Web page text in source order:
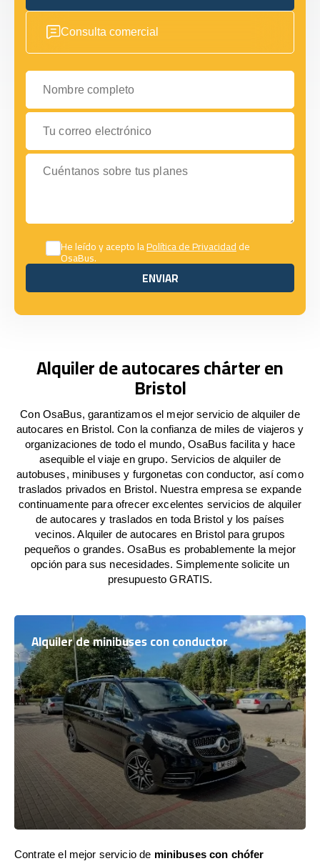
Consulta comercial
Nombre completo
Tu correo electrónico
Cuéntanos sobre tus planes
He leído y acepto laPolítica de Privacidadde
OsaBus.
ENVIAR
ENVIAR
Alquiler de autocares chárter en
Bristol
Con OsaBus, garantizamos el mejor servicio de alquiler de
autocares en Bristol. Con la confianza de miles de viajeros y
organizaciones de todo el mundo, OsaBus facilita y hace
asequible el viaje en grupo. Servicios de alquiler de
autobuses, minibuses y furgonetas con conductor, así como
traslados privados en Bristol. Nuestra empresa se expande
continuamente para ofrecer excelentes servicios de alquiler
de autocares y traslados en toda Bristol y los países
vecinos. Alquiler de autocares en Bristol para grupos
pequeños o grandes. OsaBus es probablemente la mejor
opción para sus necesidades. Simplemente solicite un
presupuesto GRATIS.
Alquiler de minibuses con conductor
Contrate el mejor servicio de minibuses con chófer